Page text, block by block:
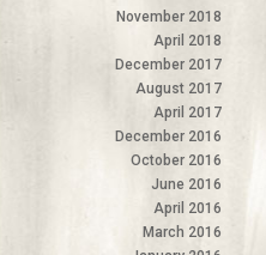
November 2018
April 2018
December 2017
August 2017
April 2017
December 2016
October 2016
June 2016
April 2016
March 2016